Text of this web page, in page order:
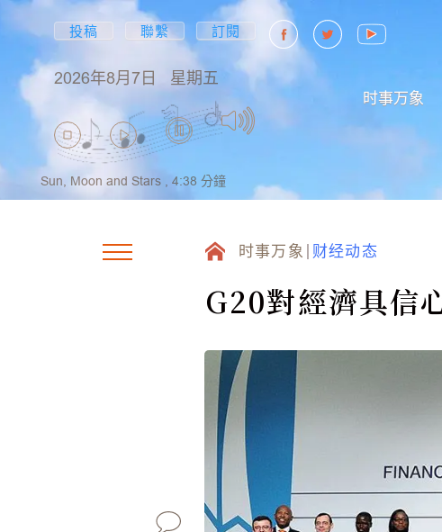
投稿 聯繫 訂閱
2026年8月7日 星期五
时事万象
Sun, Moon and Stars , 4:38 分鐘
时事万象 财经动态
G20對經濟具信